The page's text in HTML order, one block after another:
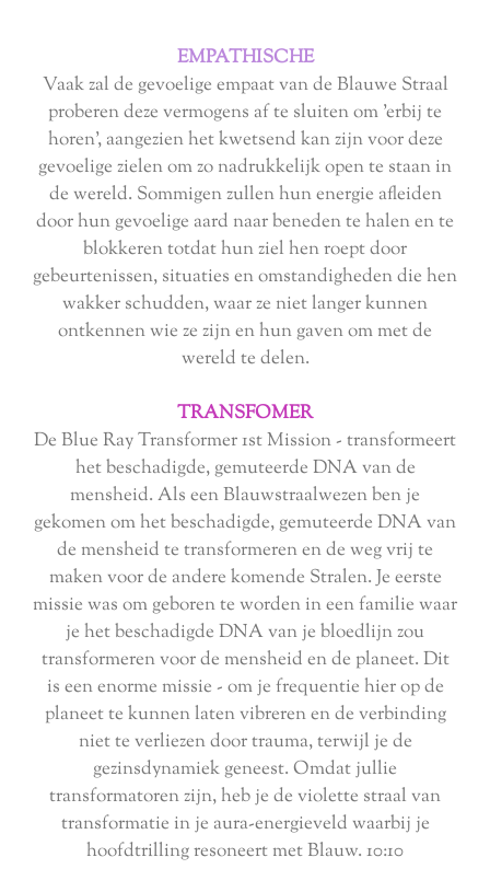
EMPATHISCHE
Vaak zal de gevoelige empaat van de Blauwe Straal
proberen deze vermogens af te sluiten om 'erbij te
horen', aangezien het kwetsend kan zijn voor deze
gevoelige zielen om zo nadrukkelijk open te staan in
de wereld. Sommigen zullen hun energie afleiden
door hun gevoelige aard naar beneden te halen en te
blokkeren totdat hun ziel hen roept door
gebeurtenissen, situaties en omstandigheden die hen
wakker schudden, waar ze niet langer kunnen
ontkennen wie ze zijn en hun gaven om met de
wereld te delen.
TRANSFOMER
De Blue Ray Transformer 1st Mission - transformeert
het beschadigde, gemuteerde DNA van de
mensheid. Als een Blauwstraalwezen ben je
gekomen om het beschadigde, gemuteerde DNA van
de mensheid te transformeren en de weg vrij te
maken voor de andere komende Stralen. Je eerste
missie was om geboren te worden in een familie waar
je het beschadigde DNA van je bloedlijn zou
transformeren voor de mensheid en de planeet. Dit
is een enorme missie - om je frequentie hier op de
planeet te kunnen laten vibreren en de verbinding
niet te verliezen door trauma, terwijl je de
gezinsdynamiek geneest. Omdat jullie
transformatoren zijn, heb je de violette straal van
transformatie in je aura-energieveld waarbij je
hoofdtrilling resoneert met Blauw. 10:10